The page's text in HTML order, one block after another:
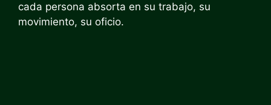
cada persona absorta en su trabajo, su
movimiento, su oficio.